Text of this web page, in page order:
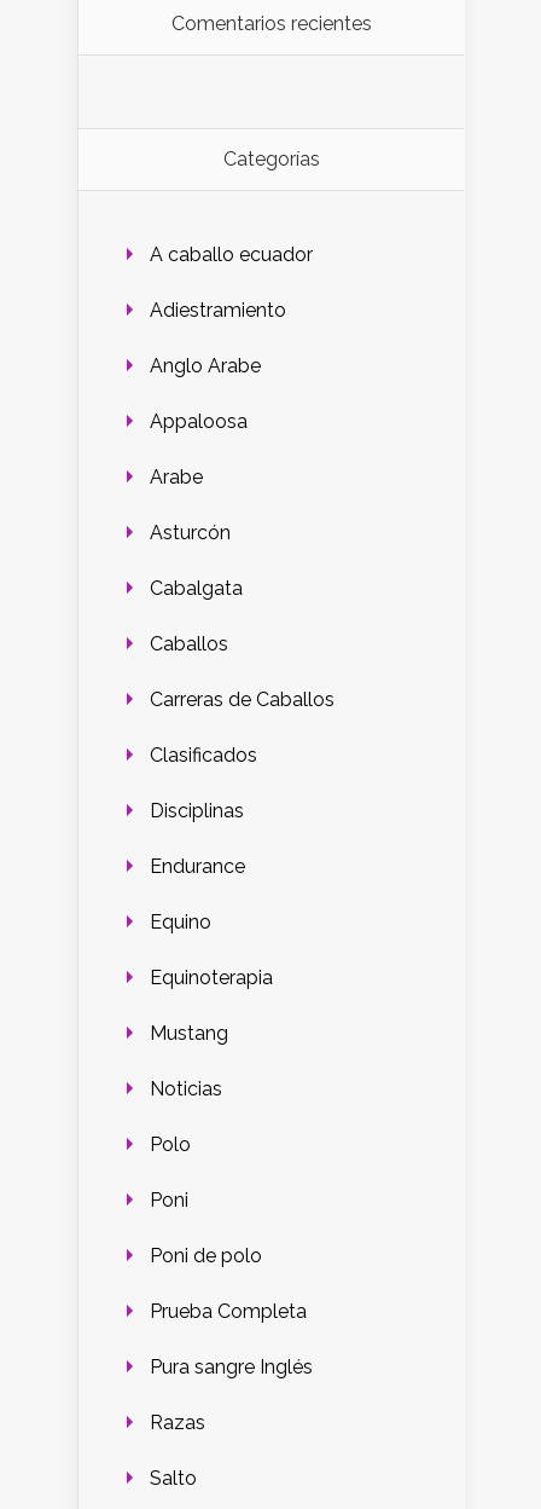
Comentarios recientes
Categorías
A caballo ecuador
Adiestramiento
Anglo Arabe
Appaloosa
Arabe
Asturcón
Cabalgata
Caballos
Carreras de Caballos
Clasificados
Disciplinas
Endurance
Equino
Equinoterapia
Mustang
Noticias
Polo
Poni
Poni de polo
Prueba Completa
Pura sangre Inglés
Razas
Salto